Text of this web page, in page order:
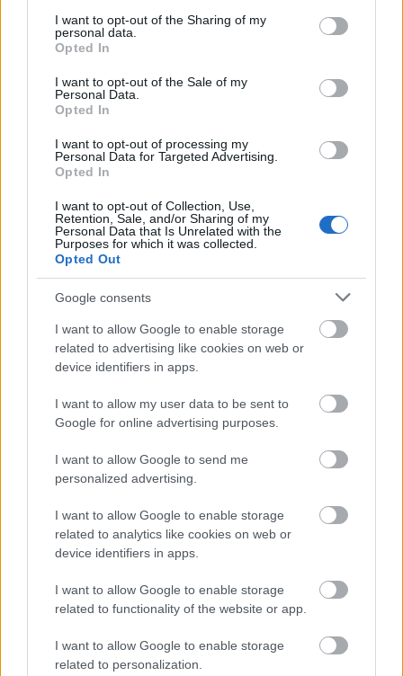
not limited to your visit or usage behaviour. You may click to
grant or deny consent to Google and its third-party tags to
use your data for below specified purposes in below Google
consent section.
I want to opt-out of the Sharing of my
personal data.
Opted In
I want to opt-out of the Sale of my
Personal Data.
Opted In
I want to opt-out of processing my
Personal Data for Targeted Advertising.
Opted In
I want to opt-out of Collection, Use,
Retention, Sale, and/or Sharing of my
Personal Data that Is Unrelated with the
Purposes for which it was collected.
Opted Out
Google consents
I want to allow Google to enable storage
related to advertising like cookies on web or
device identifiers in apps.
I want to allow my user data to be sent to
Google for online advertising purposes.
I want to allow Google to send me
personalized advertising.
I want to allow Google to enable storage
related to analytics like cookies on web or
device identifiers in apps.
I want to allow Google to enable storage
related to functionality of the website or app.
I want to allow Google to enable storage
related to personalization.
alatt (é.: k*rvarégen) tudomásom volt, akárcsak íróik
közeli barátságáról, átrágásukra mégis csak az első
bennük lévő…
A másik Boleyn lány / The other
Boleyn girl
Mornambar-Totto•2008. December 08.
A másik Boleyn lányAz már önmagában is jelent
egyszer megnézni egy filmet; ha pedig másodjára is
talál benne újdonságot és pozitívumot, az bizony